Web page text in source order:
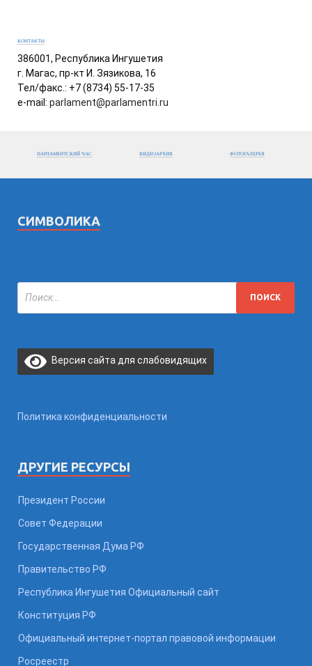
КОНТАКТЫ
386001, Республика Ингушетия
г. Магас, пр-кт И. Зязикова, 16
Тел/факс.: +7 (8734) 55-17-35
e-mail: parlament@parlamentri.ru
ПАРЛАМЕНТСКИЙ ЧАС ВИДЕОАРХИВ ФОТОГАЛЕРЕЯ
СИМВОЛИКА
Версия сайта для слабовидящих
Политика конфиденциальности
ДРУГИЕ РЕСУРСЫ
Президент России
Совет Федерации
Государственная Дума РФ
Правительство РФ
Республика Ингушетия Официальный сайт
Конституция РФ
Официальный интернет-портал правовой информации
Росреестр